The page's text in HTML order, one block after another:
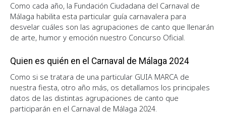
Como cada año, la Fundación Ciudadana del Carnaval de
Málaga habilita esta particular guía carnavalera para
desvelar cuáles son las agrupaciones de canto que llenarán
de arte, humor y emoción nuestro Concurso Oficial.
Quien es quién en el Carnaval de Málaga 2024
Como si se tratara de una particular GUIA MARCA de
nuestra fiesta, otro año más, os detallamos los principales
datos de las distintas agrupaciones de canto que
participarán en el Carnaval de Málaga 2024.